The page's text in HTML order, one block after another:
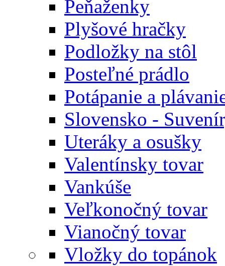
Peňaženky
Plyšové hračky
Podložky na stôl
Posteľné prádlo
Potápanie a
Slovensko -
Uteráky a osušky
Valentínsky tovar
Vankúše
Veľkonočný tovar
Vianočný tovar
Vložky do topánok